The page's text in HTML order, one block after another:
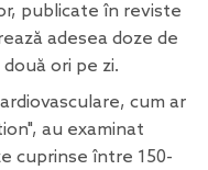
publicate în reviste
adesea doze de
ori pe zi.
cum ar
au examinat
cuprinse între 150-